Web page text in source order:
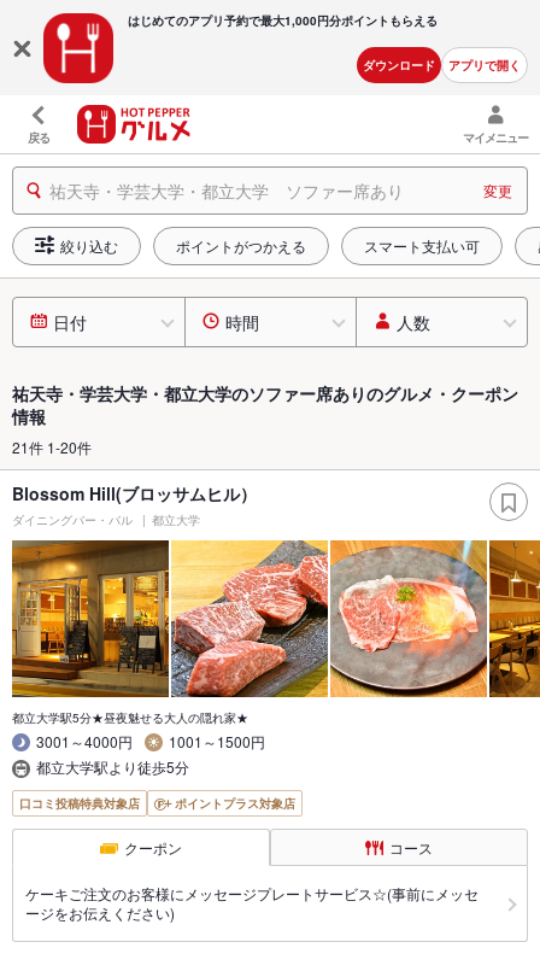
はじめてのアプリ予約で最大1,000円分ポイントもらえる
ダウンロード アプリで開く
戻る マイメニュー
祐天寺・学芸大学・都立大学 ソファー席あり 変更
絞り込む ポイントがつかえる スマート支払い可
日付 時間 人数
祐天寺・学芸大学・都立大学のソファー席ありのグルメ・クーポン
情報
21件 1-20件
Blossom Hill(ブロッサムヒル）
ダイニングバー・バル 都立大学
都立大学駅5分★昼夜魅せる大人の隠れ家★
3001～4000円
1001～1500円
都立大学駅より徒歩5分
口コミ投稿特典対象店 ポイントプラス対象店
クーポン コース
ケーキご注文のお客様にメッセージプレートサービス☆(事前にメッセ
ージをお伝えください)